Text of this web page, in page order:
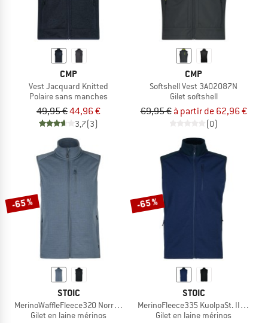
CMP
Vest Jacquard Knitted
Polaire sans manches
49,95 €44,96 €
3,7(3)
CMP
Softshell Vest 3A02087N
Gilet softshell
69,95 € à partir de 62,96 €
(0)
-65 %
STOIC
MerinoWaffleFleece320 NorrdalSt. Vest
Gilet en laine mérinos
-65 %
STOIC
MerinoFleece335 KuolpaSt. II Vest
Gilet en laine mérinos